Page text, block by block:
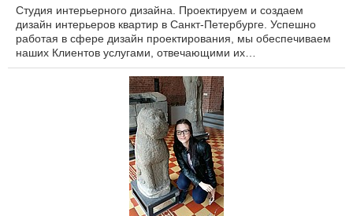
Студия интерьерного дизайна. Проектируем и создаем
дизайн интерьеров квартир в Санкт-Петербурге. Успешно
работая в сфере дизайн проектирования, мы обеспечиваем
наших Клиентов услугами, отвечающими их…